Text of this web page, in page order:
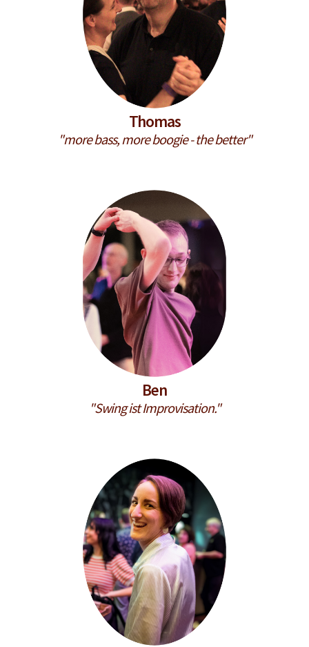
Thomas
"more bass, more boogie - the better"
Ben
"Swing ist Improvisation."